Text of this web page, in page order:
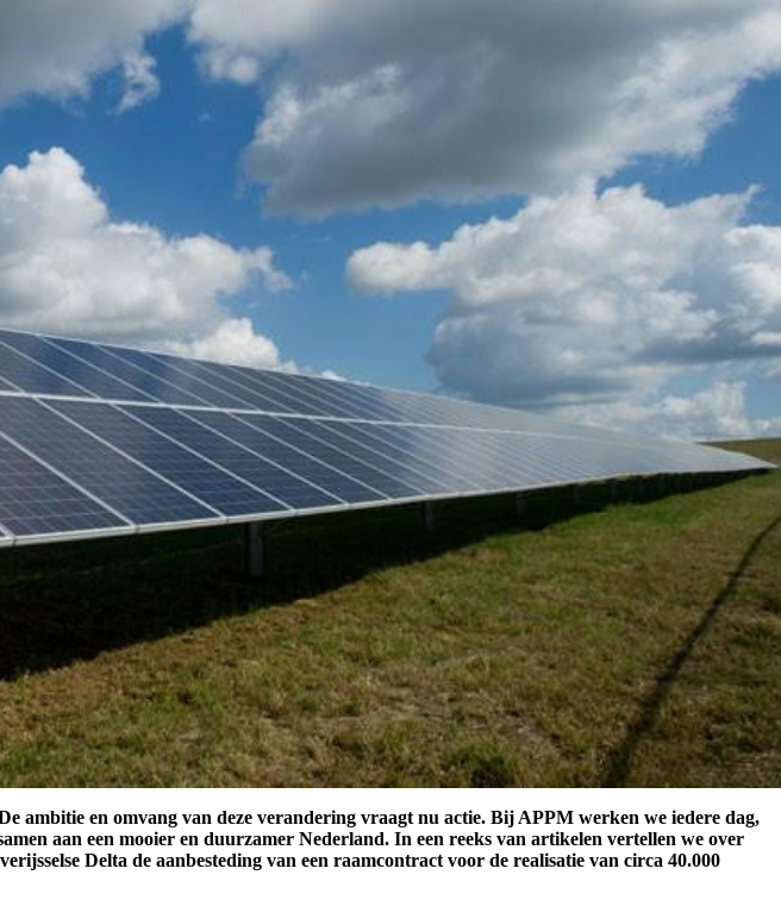
ambitie en omvang van deze verandering vraagt nu actie. Bij APPM werken we iedere dag,
aan een mooier en duurzamer Nederland. In een reeks van artikelen vertellen we over
Delta de aanbesteding van een raamcontract voor de realisatie van circa 40.000